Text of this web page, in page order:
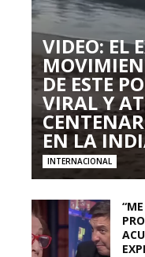
VIDEO: EL
DE ESTE
VIRAL Y
EN LA
INTERNACIONAL